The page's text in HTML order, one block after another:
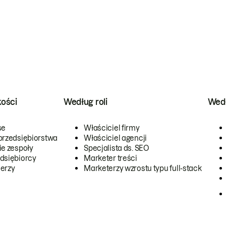
zespoły
Według roli
Właściciel firmy
Właściciel agencji
Specjalista ds. SEO
Marketer treści
Marketerzy wzrostu typu full-stack